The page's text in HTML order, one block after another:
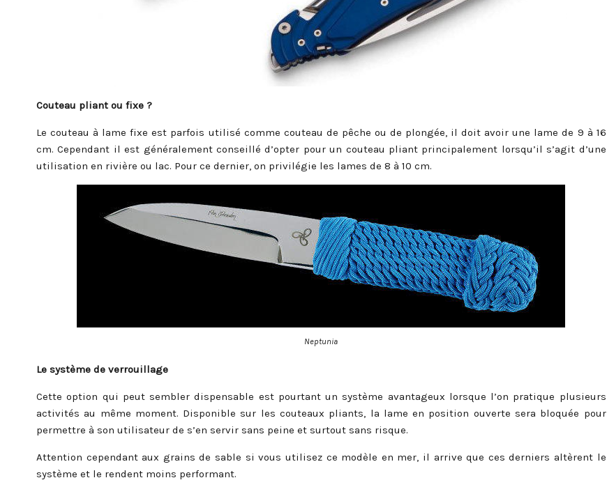
Couteau pliant ou fixe ?
Le couteau à lame fixe est parfois utilisé comme couteau de pêche ou de plongée, il doit avoir une lame de 9 à 16
cm. Cependant il est généralement conseillé d’opter pour un couteau pliant principalement lorsqu’il s’agit d’une
utilisation en rivière ou lac. Pour ce dernier, on privilégie les lames de 8 à 10 cm.
Neptunia
Le système de verrouillage
Cette option qui peut sembler dispensable est pourtant un système avantageux lorsque l’on pratique plusieurs
activités au même moment. Disponible sur les couteaux pliants, la lame en position ouverte sera bloquée pour
permettre à son utilisateur de s’en servir sans peine et surtout sans risque.
Attention cependant aux grains de sable si vous utilisez ce modèle en mer, il arrive que ces derniers altèrent le
système et le rendent moins performant.